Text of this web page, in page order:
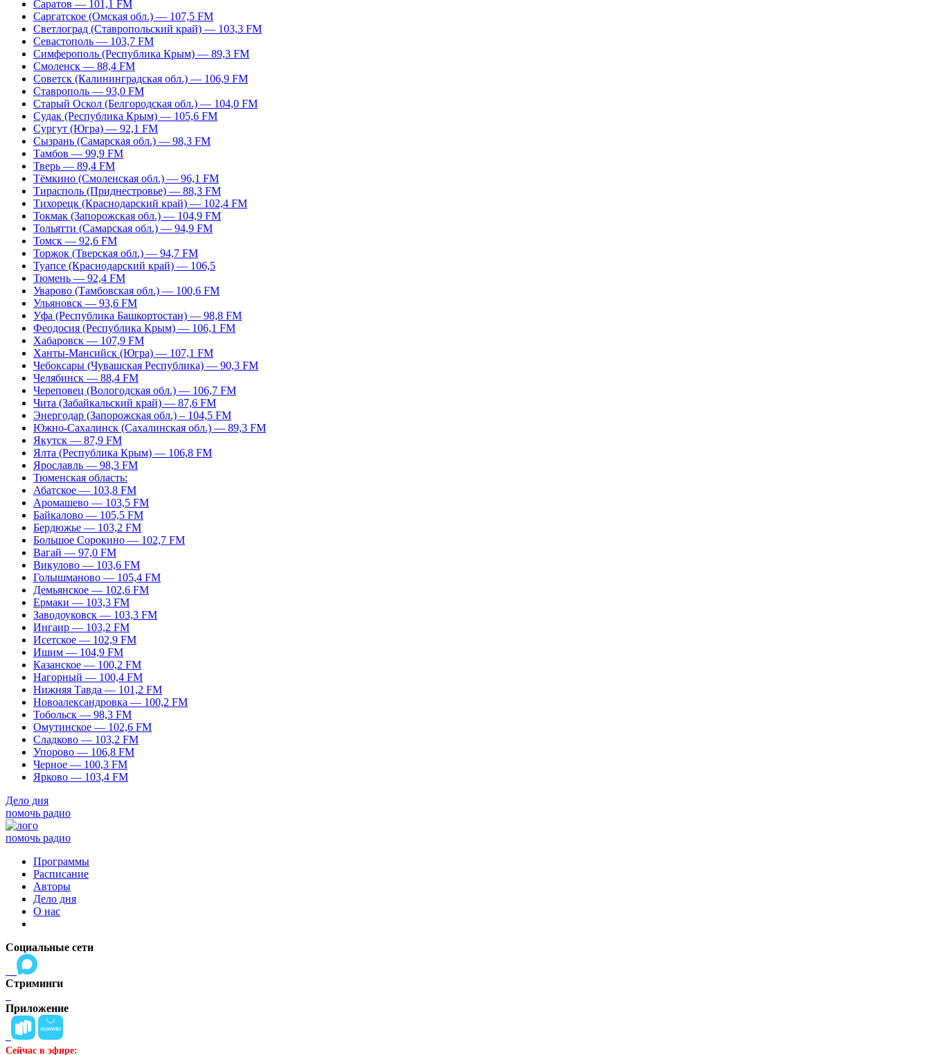
Саратов — 101,1 FM
Саргатское (Омская обл.) — 107,5 FM
Светлоград (Ставропольский край) — 103,3 FM
Севастополь — 103,7 FM
Симферополь (Республика Крым) — 89,3 FM
Смоленск — 88,4 FM
Советск (Калининградская обл.) — 106,9 FM
Ставрополь — 93,0 FM
Старый Оскол (Белгородская обл.) — 104,0 FM
Судак (Республика Крым) — 105,6 FM
Сургут (Югра) — 92,1 FM
Сызрань (Самарская обл.) — 98,3 FM
Тамбов — 99,9 FM
Тверь — 89,4 FM
Тёмкино (Смоленская обл.) — 96,1 FM
Тирасполь (Приднестровье) — 88,3 FM
Тихорецк (Краснодарский край) — 102,4 FM
Токмак (Запорожская обл.) — 104,9 FM
Тольятти (Самарская обл.) — 94,9 FM
Томск — 92,6 FM
Торжок (Тверская обл.) — 94,7 FM
Туапсе (Краснодарский край) — 106,5
Тюмень — 92,4 FM
Уварово (Тамбовская обл.) — 100,6 FM
Ульяновск — 93,6 FM
Уфа (Республика Башкортостан) — 98,8 FM
Феодосия (Республика Крым) — 106,1 FM
Хабаровск — 107,9 FM
Ханты-Мансийск (Югра) — 107,1 FM
Чебоксары (Чувашская Республика) — 90,3 FM
Челябинск — 88,4 FM
Череповец (Вологодская обл.) — 106,7 FM
Чита (Забайкальский край) — 87,6 FM
Энергодар (Запорожская обл.) – 104,5 FM
Южно-Сахалинск (Сахалинская обл.) — 89,3 FM
Якутск — 87,9 FM
Ялта (Республика Крым) — 106,8 FM
Ярославль — 98,3 FM
Тюменская область:
Абатское — 103,8 FM
Аромашево — 103,5 FM
Байкалово — 105,5 FM
Бердюжье — 103,2 FM
Большое Сорокино — 102,7 FM
Вагай — 97,0 FM
Викулово — 103,6 FM
Голышманово — 105,4 FM
Демьянское — 102,6 FM
Ермаки — 103,3 FM
Заводоуковск — 103,3 FM
Ингаир — 103,2 FM
Исетское — 102,9 FM
Ишим — 104,9 FM
Казанское — 100,2 FM
Нагорный — 100,4 FM
Нижняя Тавда — 101,2 FM
Новоалександровка — 100,2 FM
Тобольск — 98,3 FM
Омутинское — 102,6 FM
Сладково — 103,2 FM
Упорово — 106,8 FM
Черное — 100,3 FM
Ярково — 103,4 FM
Дело дня
помочь радио
помочь радио
Программы
Расписание
Авторы
Дело дня
О нас
Социальные сети
Стриминги
Приложение
Сейчас в эфире: